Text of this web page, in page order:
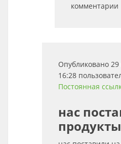
комментарии
Опубликовано
16:28
Постоянная
нас